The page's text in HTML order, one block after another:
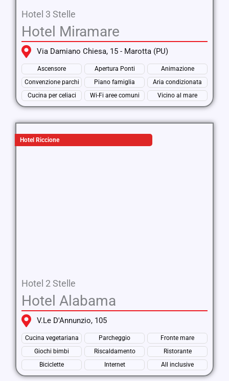
Hotel 3 Stelle
Hotel Miramare
Via Damiano Chiesa, 15 - Marotta (PU)
Ascensore Apertura Ponti
Animazione
Convenzione parchi
Piano famiglia
Aria condizionata
Cucina per celiaci
Wi-Fi aree comuni Vicino al mare
Hotel Riccione
Hotel 2 Stelle
Hotel Alabama
V.le D'Annunzio, 105
Cucina vegetariana Parcheggio
Fronte mare
Giochi bimbi
Riscaldamento
Ristorante
Biciclette
Internet All inclusive